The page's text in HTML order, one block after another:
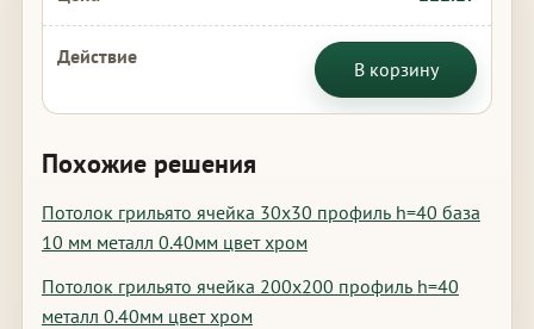
В корзину
Похожие решения
Потолок грильято ячейка 30х30 профиль h=40 база
10 мм металл 0.40мм цвет хром
Потолок грильято ячейка 200х200 профиль h=40
металл 0.40мм цвет хром